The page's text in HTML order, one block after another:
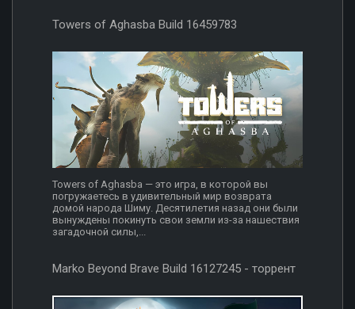
Towers of Aghasba Build 16459783
Towers of Aghasba — это игра, в которой вы
погружаетесь в удивительный мир возврата
домой народа Шиму. Десятилетия назад они были
вынуждены покинуть свои земли из-за нашествия
загадочной силы,...
Marko Beyond Brave Build 16127245 - торрент